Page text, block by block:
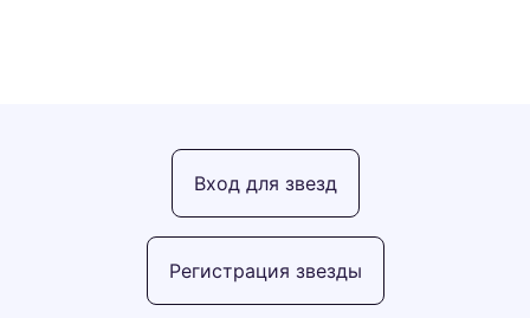
Регистрация звезды
Вход для звезд